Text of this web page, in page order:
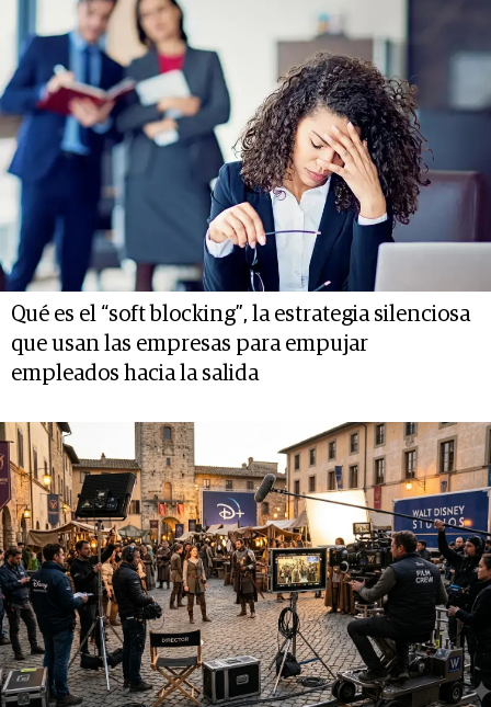
Qué es el “soft blocking”, la estrategia silenciosa
que usan las empresas para empujar
empleados hacia la salida